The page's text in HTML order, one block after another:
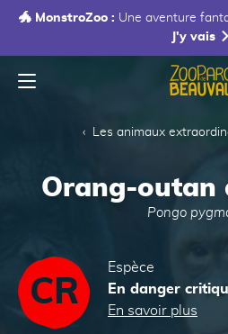
🐲 MonstroZoo : Une aventure
J'y vais
Menu
Les animaux
Orang-outan
Pongo
CR
Espèce
En danger
En savoir plus